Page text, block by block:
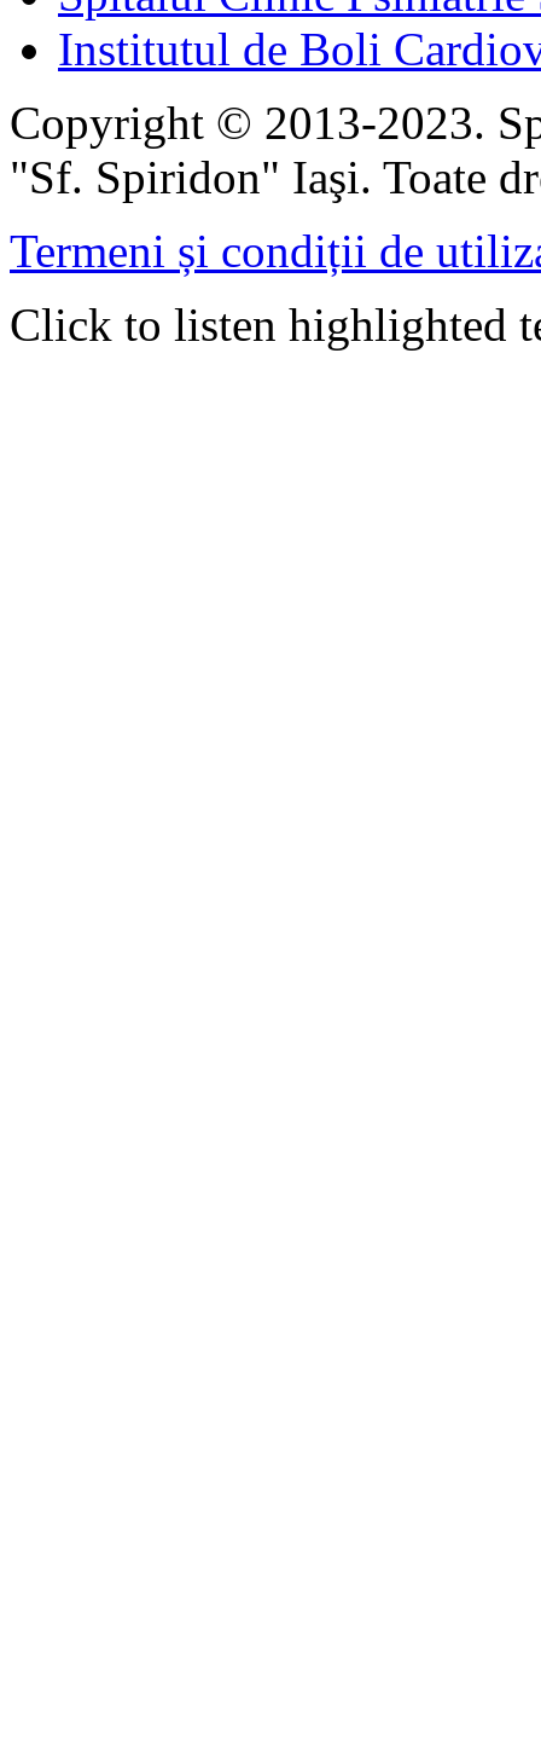
Institutul de Boli
Copyright © 2013-2023.
"Sf. Spiridon" Iaşi. Toate
Termeni și condiții de
Click to listen highlighted